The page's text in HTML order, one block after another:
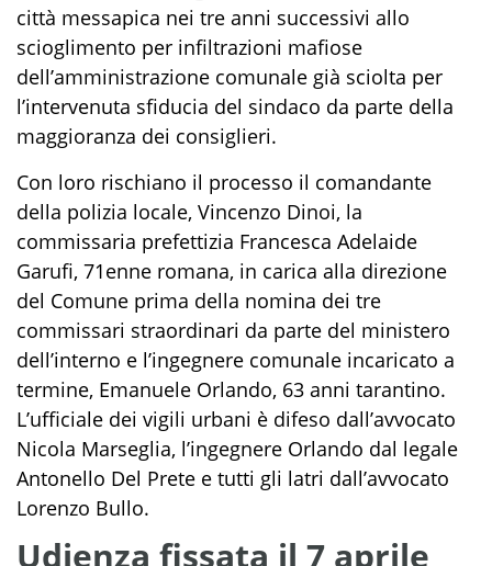
città messapica nei tre anni successivi allo
scioglimento per infiltrazioni mafiose
dell’amministrazione comunale già sciolta per
l’intervenuta sfiducia del sindaco da parte della
maggioranza dei consiglieri.
Con loro rischiano il processo il comandante
della polizia locale, Vincenzo Dinoi, la
commissaria prefettizia Francesca Adelaide
Garufi, 71enne romana, in carica alla direzione
del Comune prima della nomina dei tre
commissari straordinari da parte del ministero
dell’interno e l’ingegnere comunale incaricato a
termine, Emanuele Orlando, 63 anni tarantino.
L’ufficiale dei vigili urbani è difeso dall’avvocato
Nicola Marseglia, l’ingegnere Orlando dal legale
Antonello Del Prete e tutti gli latri dall’avvocato
Lorenzo Bullo.
Udienza fissata il 7 aprile